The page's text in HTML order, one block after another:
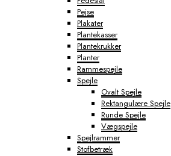
Pejse
Plakater
Plantekasser
Plantekrukker
Planter
Rammespejle
Spejle
Ovalt Spejle
Rektangulære Spejle
Runde Spejle
Vægspejle
Spejlrammer
Stofbetræk